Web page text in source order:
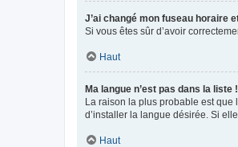
J’ai changé mon fuseau horaire
Si vous êtes sûr d’avoir
Haut
Ma langue n’est pas dans la liste !
La raison la plus probable est que
d’installer la langue désirée. Si
Haut